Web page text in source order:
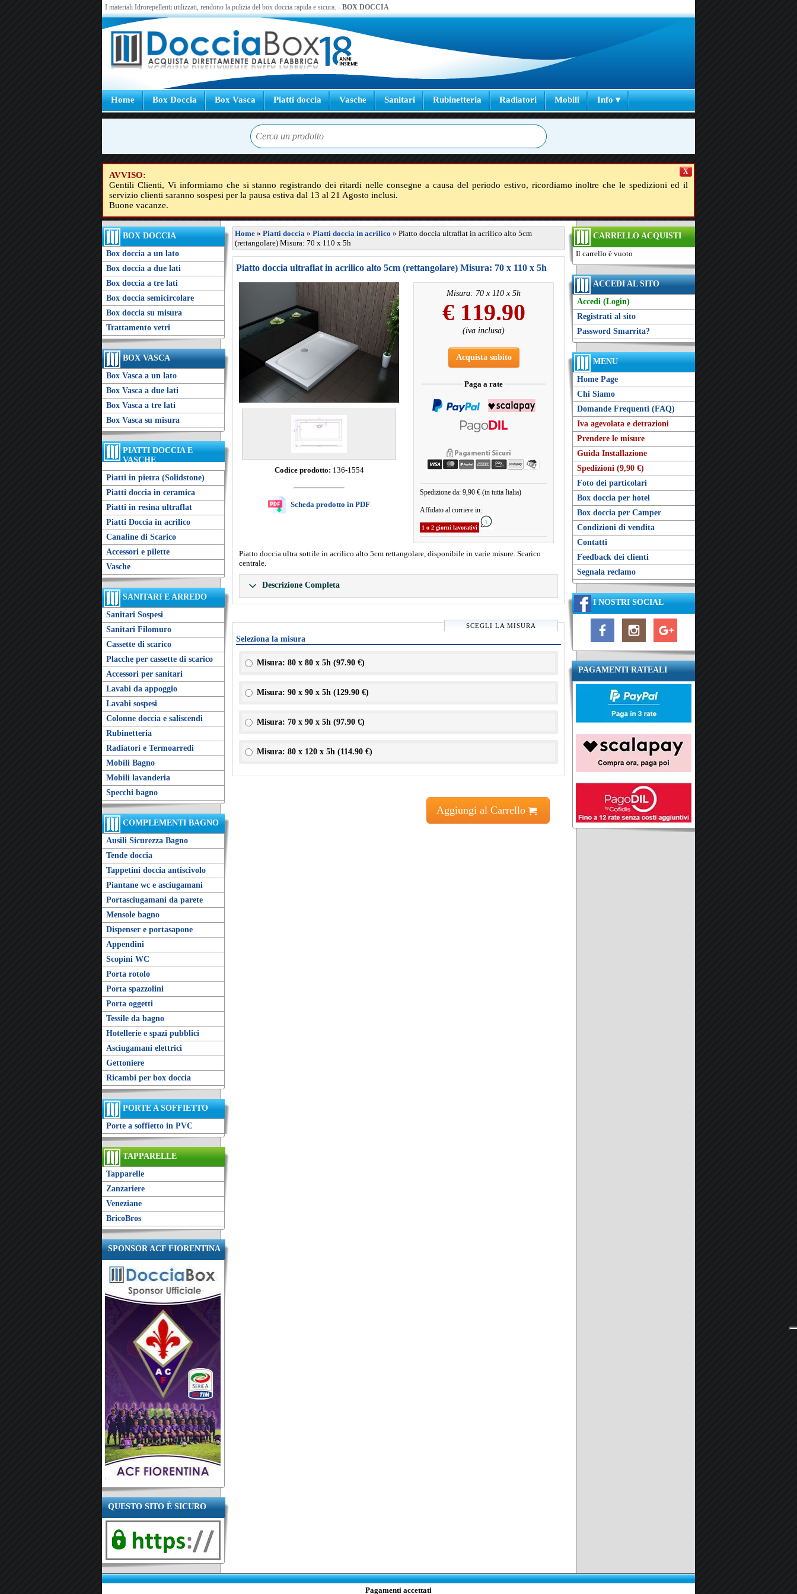
I materiali Idrorepellenti utilizzati, rendono la pulizia del box doccia rapida e sicura. - BOX DOCCIA
Home Box Doccia Box Vasca Piatti doccia Vasche Sanitari Rubinetteria Radiatori Mobili Info ▾
AVVISO:
Gentili Clienti, Vi informiamo che si stanno registrando dei ritardi nelle consegne a causa del periodo estivo, ricordiamo inoltre che le spedizioni ed il
servizio clienti saranno sospesi per la pausa estiva dal 13 al 21 Agosto inclusi.
Buone vacanze.
X
BOX DOCCIA
Box doccia a un lato
Box doccia a due lati
Box doccia a tre lati
Box doccia semicircolare
Box doccia su misura
Trattamento vetri
BOX VASCA
Box Vasca a un lato
Box Vasca a due lati
Box Vasca a tre lati
Box Vasca su misura
PIATTI DOCCIA E
VASCHE
Piatti in pietra (Solidstone)
Piatti doccia in ceramica
Piatti in resina ultraflat
Piatti Doccia in acrilico
Canaline di Scarico
Accessori e pilette
Vasche
SANITARI E ARREDO
Sanitari Sospesi
Sanitari Filomuro
Cassette di scarico
Placche per cassette di scarico
Accessori per sanitari
Lavabi da appoggio
Lavabi sospesi
Colonne doccia e saliscendi
Rubinetteria
Radiatori e Termoarredi
Mobili Bagno
Mobili lavanderia
Specchi bagno
COMPLEMENTI BAGNO
Ausili Sicurezza Bagno
Tende doccia
Tappetini doccia antiscivolo
Piantane wc e asciugamani
Portasciugamani da parete
Mensole bagno
Dispenser e portasapone
Appendini
Scopini WC
Porta rotolo
Porta spazzolini
Porta oggetti
Tessile da bagno
Hotellerie e spazi pubblici
Asciugamani elettrici
Gettoniere
Ricambi per box doccia
PORTE A SOFFIETTO
Porte a soffietto in PVC
TAPPARELLE
Tapparelle
Zanzariere
Veneziane
BricoBros
SPONSOR ACF FIORENTINA
QUESTO SITO È SICURO
CARRELLO ACQUISTI
Il carrello è vuoto
ACCEDI AL SITO
Accedi (Login)
Registrati al sito
Password Smarrita?
MENU
Home Page
Chi Siamo
Domande Frequenti (FAQ)
Iva agevolata e detrazioni
Prendere le misure
Guida Installazione
Spedizioni (9,90 €)
Foto dei particolari
Box doccia per hotel
Box doccia per Camper
Condizioni di vendita
Contatti
Feedback dei clienti
Segnala reclamo
I NOSTRI SOCIAL
PAGAMENTI RATEALI
Home » Piatti doccia » Piatti doccia in acrilico » Piatto doccia ultraflat in acrilico alto 5cm
(rettangolare) Misura: 70 x 110 x 5h
Piatto doccia ultraflat in acrilico alto 5cm (rettangolare) Misura: 70 x 110 x 5h
Codice prodotto: 136-1554
Scheda prodotto in PDF
Misura: 70 x 110 x 5h
€ 119.90
(iva inclusa)
Acquista subito
Paga a rate
Spedizione da: 9,90 € (in tutta Italia)
Affidato al corriere in:
1 o 2 giorni lavorativi
Piatto doccia ultra sottile in acrilico alto 5cm rettangolare, disponibile in varie misure. Scarico
centrale.
Descrizione Completa
SCEGLI LA MISURA
Seleziona la misura
Misura: 80 x 80 x 5h (97.90 €)
Misura: 90 x 90 x 5h (129.90 €)
Misura: 70 x 90 x 5h (97.90 €)
Misura: 80 x 120 x 5h (114.90 €)
Aggiungi al Carrello
Pagamenti accettati